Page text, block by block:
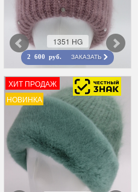
1351 HG
2 600 руб. ЗАКАЗАТЬ
ХИТ ПРОДАЖ
НОВИНКА